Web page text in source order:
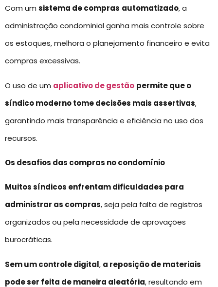
Com um sistema de compras automatizado, a
administração condominial ganha mais controle sobre
os estoques, melhora o planejamento financeiro e evita
compras excessivas.
O uso de um aplicativo de gestão permite que o
síndico moderno tome decisões mais assertivas,
garantindo mais transparência e eficiência no uso dos
recursos.
Os desafios das compras no condomínio
Muitos síndicos enfrentam dificuldades para
administrar as compras, seja pela falta de registros
organizados ou pela necessidade de aprovações
burocráticas.
Sem um controle digital, a reposição de materiais
pode ser feita de maneira aleatória, resultando em